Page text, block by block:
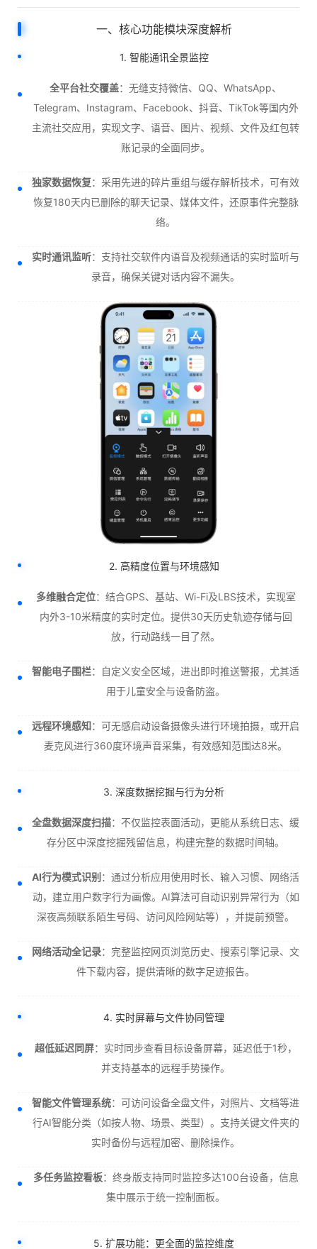
一、核心功能模块深度解析
1. 智能通讯全景监控
全平台社交覆盖：无缝支持微信、QQ、WhatsApp、
Telegram、Instagram、Facebook、抖音、TikTok等国内外
主流社交应用，实现文字、语音、图片、视频、文件及红包转
账记录的全面同步。
独家数据恢复：采用先进的碎片重组与缓存解析技术，可有效
恢复180天内已删除的聊天记录、媒体文件，还原事件完整脉
络。
实时通讯监听：支持社交软件内语音及视频通话的实时监听与
录音，确保关键对话内容不漏失。
2. 高精度位置与环境感知
多维融合定位：结合GPS、基站、Wi-Fi及LBS技术，实现室
内外3-10米精度的实时定位。提供30天历史轨迹存储与回
放，行动路线一目了然。
智能电子围栏：自定义安全区域，进出即时推送警报，尤其适
用于儿童安全与设备防盗。
远程环境感知：可无感启动设备摄像头进行环境拍摄，或开启
麦克风进行360度环境声音采集，有效感知范围达8米。
3. 深度数据挖掘与行为分析
全盘数据深度扫描：不仅监控表面活动，更能从系统日志、缓
存分区中深度挖掘残留信息，构建完整的数据时间轴。
AI行为模式识别 ：通过分析应用使用时长、输入习惯、网络活
动，建立用户数字行为画像。AI算法可自动识别异常行为（如
深夜高频联系陌生号码、访问风险网站等），并提前预警。
网络活动全记录：完整监控网页浏览历史、搜索引擎记录、文
件下载内容，提供清晰的数字足迹报告。
4. 实时屏幕与文件协同管理
超低延迟同屏：实时同步查看目标设备屏幕，延迟低于1秒，
并支持基本的远程手势操作。
智能文件管理系统：可访问设备全盘文件，对照片、文档等进
行AI智能分类（如按人物、场景、类型）。支持关键文件夹的
实时备份与远程加密、删除操作。
多任务监控看板：终身版支持同时监控多达100台设备，信息
集中展示于统一控制面板。
5. 扩展功能：更全面的监控维度